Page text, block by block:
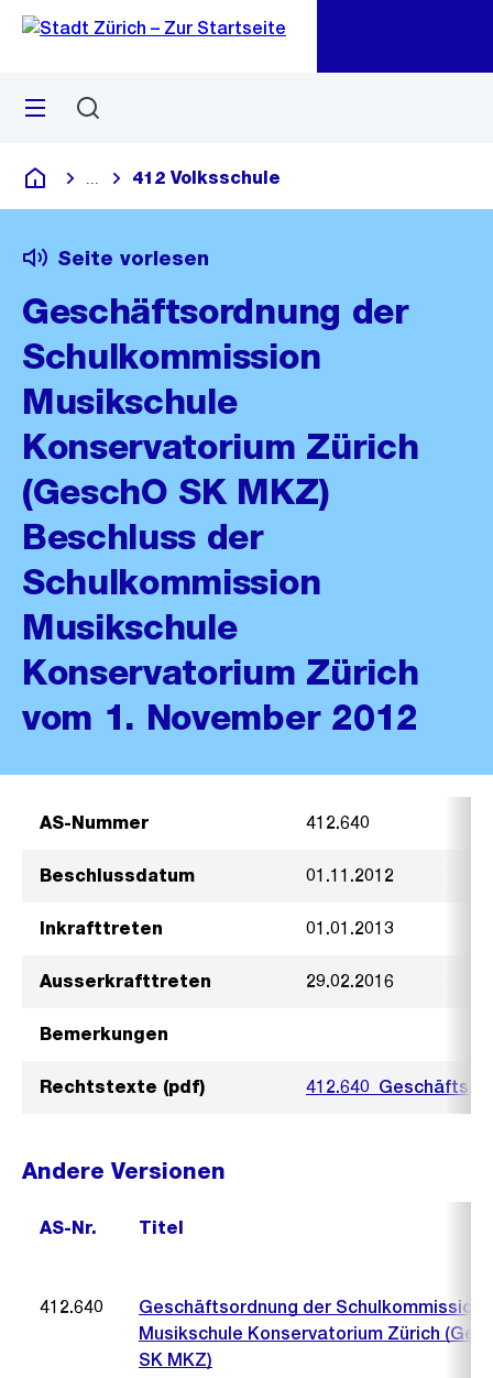
Navigation
Sprunglink
Menü
Deutsch
Blende alle Breadcrumbs ein
412 Volksschule
Seite vorlesen
Geschäftsordnung der
Schulkommission
Musikschule
Konservatorium Zürich
(GeschO SK MKZ)
Beschluss der
Schulkommission
Musikschule
Konservatorium Zürich
vom 1. November 2012
AS-Nummer 412.640
Beschlussdatum 01.11.2012
Inkrafttreten 01.01.2013
Ausserkrafttreten 29.02.2016
Bemerkungen
Rechtstexte (pdf)
Andere Versionen
AS-Nr. Titel
412.640
Geschäftsordnung der Schulkommission
Musikschule Konservatorium Zürich
SK MKZ)